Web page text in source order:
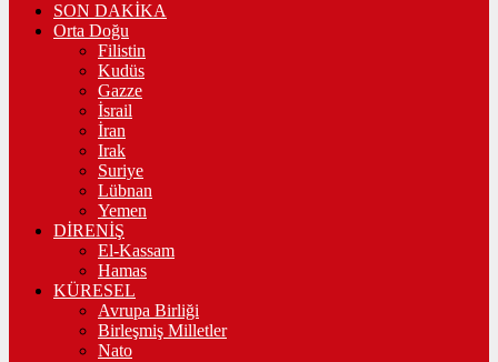
SON DAKİKA
Orta Doğu
Filistin
Kudüs
Gazze
İsrail
İran
Irak
Suriye
Lübnan
Yemen
DİRENİŞ
El-Kassam
Hamas
KÜRESEL
Avrupa Birliği
Birleşmiş Milletler
Nato